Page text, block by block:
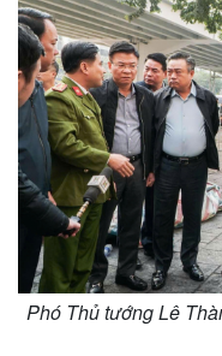
Thế giới
Quan sát
Cuộc sống đó đây
Hồ sơ
Phó Thủ tướng Lê